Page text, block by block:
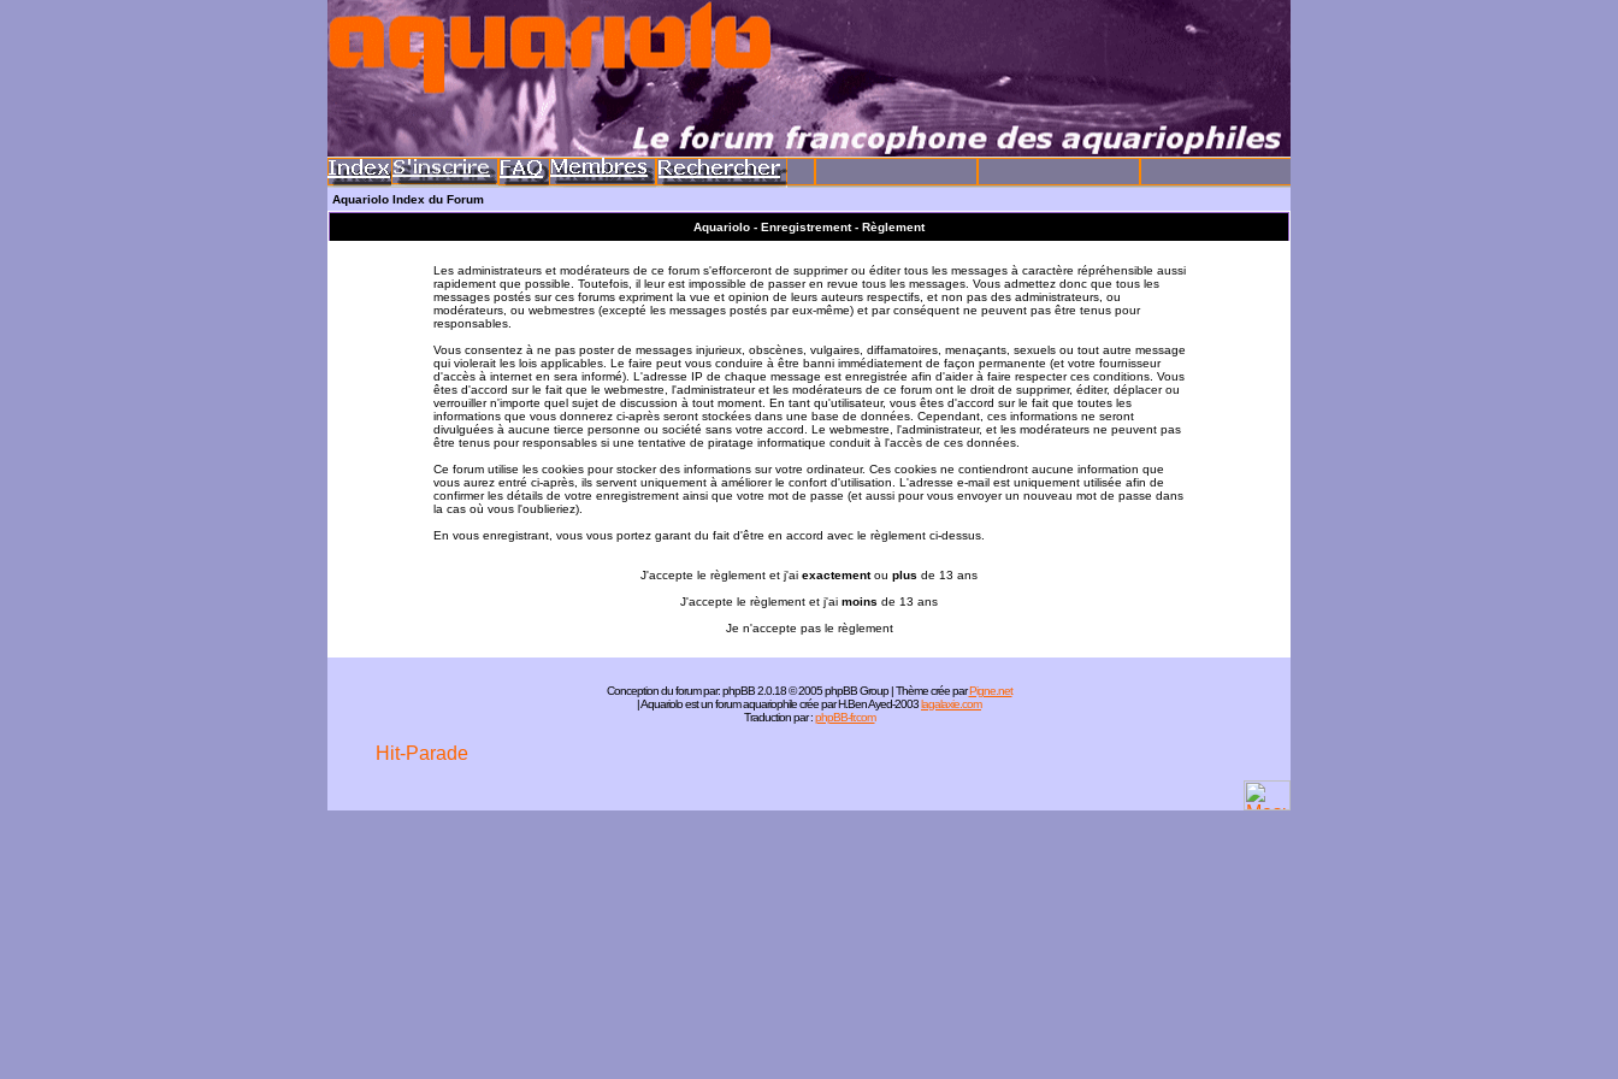
Aquariolo Index du Forum
Aquariolo - Enregistrement - Règlement
Les administrateurs et modérateurs de ce forum s'efforceront de supprimer ou éditer tous les messages à caractère répréhensible aussi
rapidement que possible. Toutefois, il leur est impossible de passer en revue tous les messages. Vous admettez donc que tous les
messages postés sur ces forums expriment la vue et opinion de leurs auteurs respectifs, et non pas des administrateurs, ou
modérateurs, ou webmestres (excepté les messages postés par eux-même) et par conséquent ne peuvent pas être tenus pour
responsables.
Vous consentez à ne pas poster de messages injurieux, obscènes, vulgaires, diffamatoires, menaçants, sexuels ou tout autre message
qui violerait les lois applicables. Le faire peut vous conduire à être banni immédiatement de façon permanente (et votre fournisseur
d'accès à internet en sera informé). L'adresse IP de chaque message est enregistrée afin d'aider à faire respecter ces conditions. Vous
êtes d'accord sur le fait que le webmestre, l'administrateur et les modérateurs de ce forum ont le droit de supprimer, éditer, déplacer ou
verrouiller n'importe quel sujet de discussion à tout moment. En tant qu'utilisateur, vous êtes d'accord sur le fait que toutes les
informations que vous donnerez ci-après seront stockées dans une base de données. Cependant, ces informations ne seront
divulguées à aucune tierce personne ou société sans votre accord. Le webmestre, l'administrateur, et les modérateurs ne peuvent pas
être tenus pour responsables si une tentative de piratage informatique conduit à l'accès de ces données.
Ce forum utilise les cookies pour stocker des informations sur votre ordinateur. Ces cookies ne contiendront aucune information que
vous aurez entré ci-après, ils servent uniquement à améliorer le confort d'utilisation. L'adresse e-mail est uniquement utilisée afin de
confirmer les détails de votre enregistrement ainsi que votre mot de passe (et aussi pour vous envoyer un nouveau mot de passe dans
la cas où vous l'oublieriez).
En vous enregistrant, vous vous portez garant du fait d'être en accord avec le règlement ci-dessus.
J'accepte le règlement et j'ai exactementou plus de 13 ans
J'accepte le règlement et j'ai moins de 13 ans
Je n'accepte pas le règlement
Conception du forum par:phpBB2.0.18 © 2005 phpBB Group | Thème crée parPigne.net
| Aquariolo est un forum aquariophile crée par H.Ben Ayed-2003lagalaxie.com
Traduction par :phpBB-fr.com